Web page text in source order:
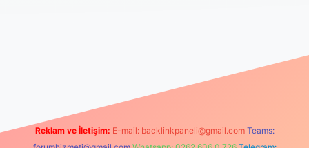
Reklam ve İletişim: E-mail: backlinkpaneli@gmail.com Teams: